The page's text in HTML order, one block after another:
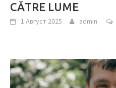
CĂTRE LUME
1 Август 2025 admin